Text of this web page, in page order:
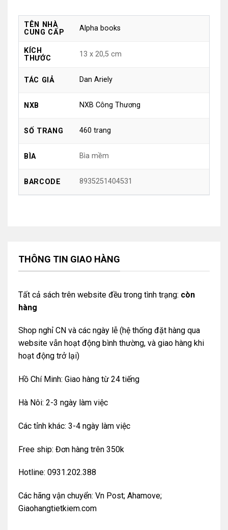
TÊN NHÀ
CUNG CẤP
Alpha books
KÍCH
THƯỚC
13 x 20,5 cm
TÁC GIẢ Dan Ariely
NXB NXB Công Thương
SỐ TRANG 460 trang
BÌA Bìa mềm
BARCODE 8935251404531
THÔNG TIN GIAO HÀNG
Tất cả sách trên website đều trong tình trạng: còn
hàng
Shop nghỉ CN và các ngày lễ (hệ thống đặt hàng qua
website vẫn hoạt động bình thường, và giao hàng khi
hoạt động trở lại)
Hồ Chí Minh: Giao hàng từ 24 tiếng
Hà Nôi: 2-3 ngày làm việc
Các tỉnh khác: 3-4 ngày làm việc
Free ship: Đơn hàng trên 350k
Hotline: 0931.202.388
Các hãng vận chuyển: Vn Post; Ahamove;
Giaohangtietkiem.com